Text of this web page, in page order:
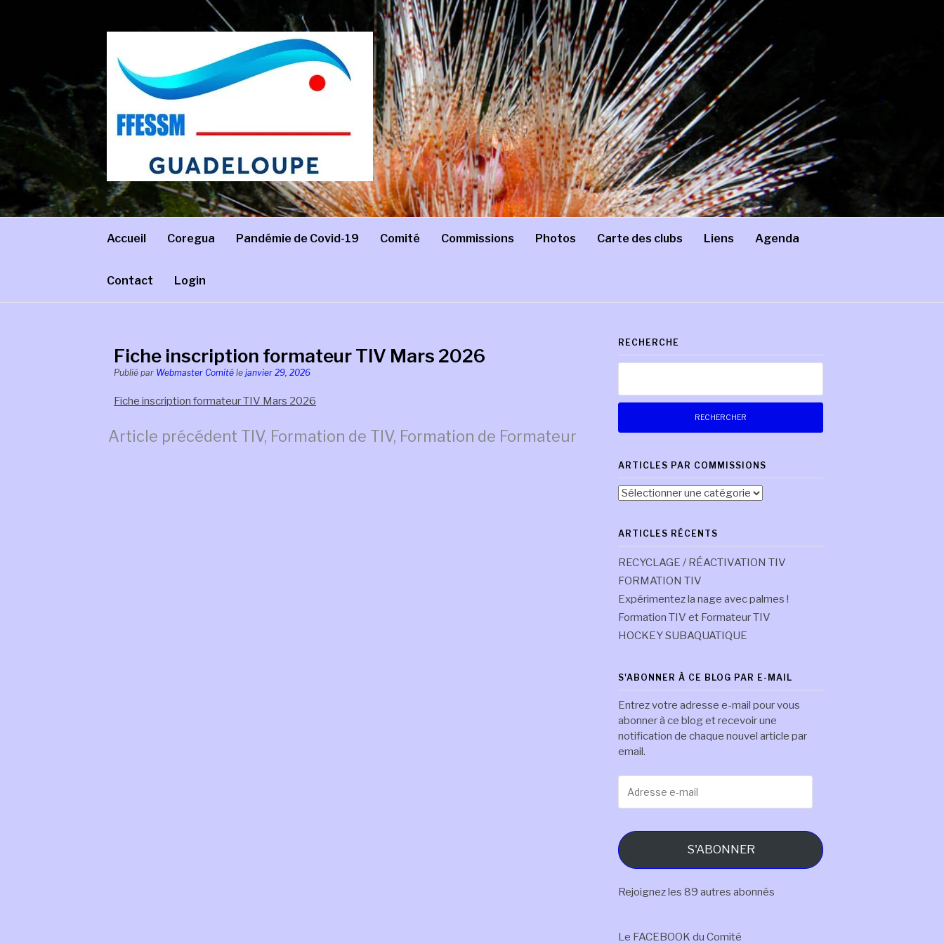
COREGUA
Comité régional de Guadeloupe – FFESSM
Accueil Coregua Pandémie de Covid-19 Comité Commissions Photos Carte des clubs Liens Agenda
Contact Login
Fiche inscription formateur TIV Mars 2026
Publié par Webmaster Comité le janvier 29, 2026
Fiche inscription formateur TIV Mars 2026
Lire
Article précédent TIV, Formation de TIV, Formation de Formateur
RECHERCHE
ARTICLES PAR COMMISSIONS
Articles
ARTICLES RÉCENTS
RECYCLAGE / RÉACTIVATION TIV
FORMATION TIV
Expérimentez la nage avec palmes !
Formation TIV et Formateur TIV
HOCKEY SUBAQUATIQUE
S'ABONNER À CE BLOG PAR E-MAIL
Entrez votre adresse e-mail pour vous
abonner à ce blog et recevoir une
notification de chaque nouvel article par
email.
e-
S'ABONNER
Rejoignez les 89 autres abonnés
Le FACEBOOK du Comité